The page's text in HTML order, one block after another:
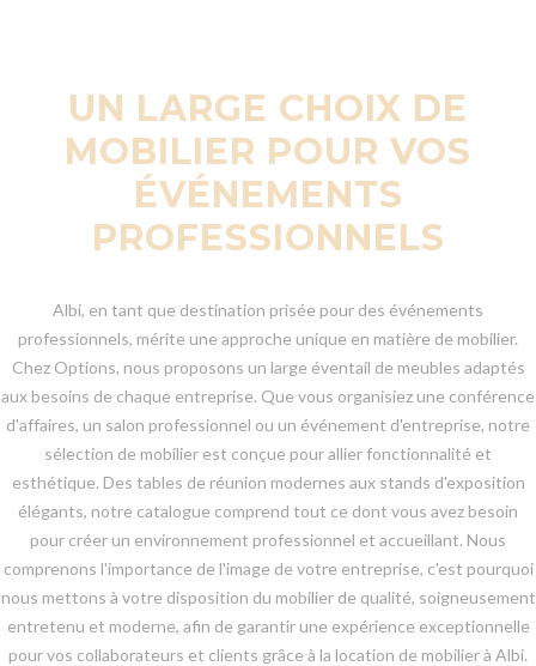
UN LARGE CHOIX DE
MOBILIER POUR VOS
ÉVÉNEMENTS
PROFESSIONNELS
Albi, en tant que destination prisée pour des événements
professionnels, mérite une approche unique en matière de mobilier.
Chez Options, nous proposons un large éventail de meubles adaptés
aux besoins de chaque entreprise. Que vous organisiez une conférence
d'affaires, un salon professionnel ou un événement d'entreprise, notre
sélection de mobilier est conçue pour allier fonctionnalité et
esthétique. Des tables de réunion modernes aux stands d'exposition
élégants, notre catalogue comprend tout ce dont vous avez besoin
pour créer un environnement professionnel et accueillant. Nous
comprenons l'importance de l'image de votre entreprise, c'est pourquoi
nous mettons à votre disposition du mobilier de qualité, soigneusement
entretenu et moderne, afin de garantir une expérience exceptionnelle
pour vos collaborateurs et clients grâce à la location de mobilier à Albi.